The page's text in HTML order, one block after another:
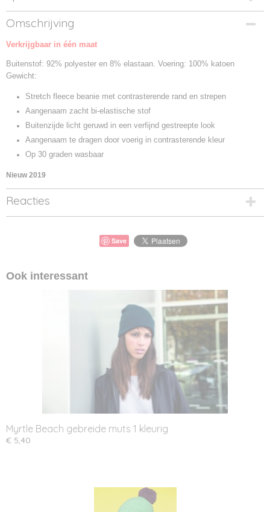
Productcode
MB7127-01
Productcode leverancier
Omschrijving
Verkrijgbaar in één maat
Buitenstof: 92% polyester en 8% elastaan. Voering: 100% katoen
Gewicht:
Stretch fleece beanie met contrasterende rand en strepen
Aangenaam zacht bi-elastische stof
Buitenzijde licht geruwd in een verfijnd gestreepte look
Aangenaam te dragen door voerig in contrasterende kleur
Op 30 graden wasbaar
Nieuw 2019
Reacties
Save
Ook interessant
Myrtle Beach gebreide muts 1 kleurig
€ 5,40